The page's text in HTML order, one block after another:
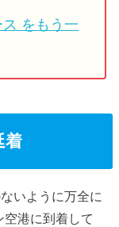
をもう一
着
いように万全に
港に到着して